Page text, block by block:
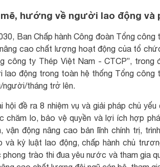
hướng về người lao động và
Ban Chấp hành Công đoàn Tổng
cao chất lượng hoạt động của tổ
công ty Thép Việt Nam - CTCP”, trong
lao động trong toàn hệ thống Tổng công
người/tháng trở lên.
đề ra 8 nhiệm vụ và giải pháp chủ
chăm lo, bảo vệ quyền và lợi ích hợp
vận động nâng cao bản lĩnh chính trị,
và kỷ luật lao động, chấp hành chủ
trào thi đua yêu nước và tham gia